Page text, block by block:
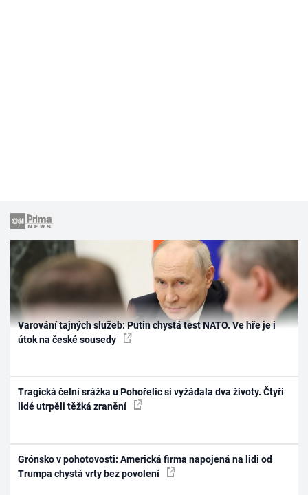
Varování tajných služeb: Putin chystá test NATO. Ve hře je i
útok na české sousedy
Tragická čelní srážka u Pohořelic si vyžádala dva životy. Čtyři
lidé utrpěli těžká zranění
Grónsko v pohotovosti: Americká firma napojená na lidi od
Trumpa chystá vrty bez povolení